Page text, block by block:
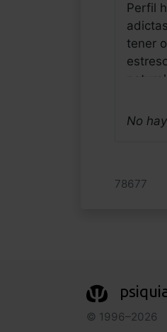
Perfil
tener
No
78677
© 1996–2026